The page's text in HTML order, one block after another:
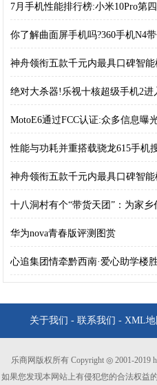
7月手机性能排行榜:小米10Pro第四
你了解曲面屏手机吗?360手机N4
神舟领衔五款千元内最具口碑智
绝对大杀器!乐视十核超级手机2进
MotoE6通过FCC认证:众多信息曝
性能与功耗并重搭载骁龙615手机
神舟领衔五款千元内最具口碑智
十八洞村有个“带货天团”：为家
华为nova青春版评测图赏
心追集团情牵黔西南·爱心助学楼
关于我们 - 联系我们 - XML地
乐商网版权所有 Copyright ◎ 2001-2019
如果您发现本网站上有侵犯您的合法权益